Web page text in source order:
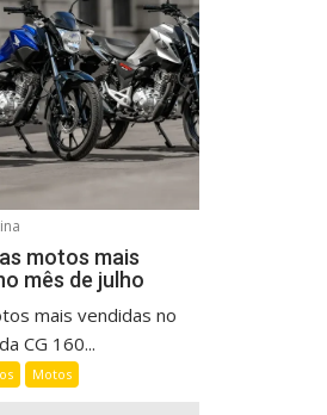
motos mais
mês de julho
mais vendidas no
CG 160...
Motos